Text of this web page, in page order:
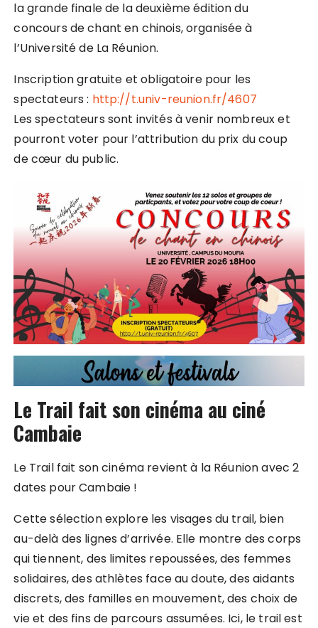
la grande finale de la deuxième édition du
concours de chant en chinois, organisée à
l’Université de La Réunion.
Inscription gratuite et obligatoire pour les
spectateurs : http://t.univ-reunion.fr/4607
Les spectateurs sont invités à venir nombreux et
pourront voter pour l’attribution du prix du coup
de cœur du public.
Le Trail fait son cinéma au ciné
Cambaie
Le Trail fait son cinéma revient à la Réunion avec 2
dates pour Cambaie !
Cette sélection explore les visages du trail, bien
au-delà des lignes d’arrivée. Elle montre des corps
qui tiennent, des limites repoussées, des femmes
solidaires, des athlètes face au doute, des aidants
discrets, des familles en mouvement, des choix de
vie et des fins de parcours assumées. Ici, le trail est